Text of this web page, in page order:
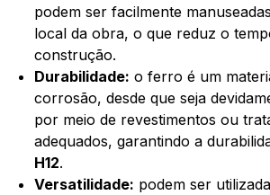
podem ser facilmente
local da obra, o que reduz o
construção.
Durabilidade: o ferro é um
corrosão, desde que seja
por meio de revestimentos ou
adequados, garantindo a
H12.
Versatilidade: podem ser